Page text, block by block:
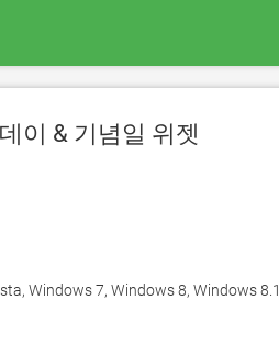
이 & 기념일 위젯
Windows 7, Windows 8, Windows 8.1